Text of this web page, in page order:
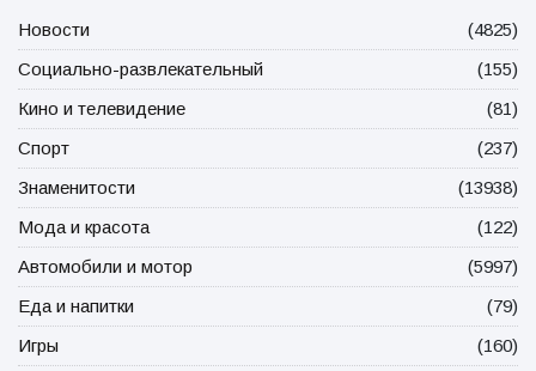
Новости
(4825)
Социально-развлекательный
(155)
Кино и телевидение
(81)
Спорт
(237)
Знаменитости
(13938)
Мода и красота
(122)
Автомобили и мотор
(5997)
Еда и напитки
(79)
Игры
(160)